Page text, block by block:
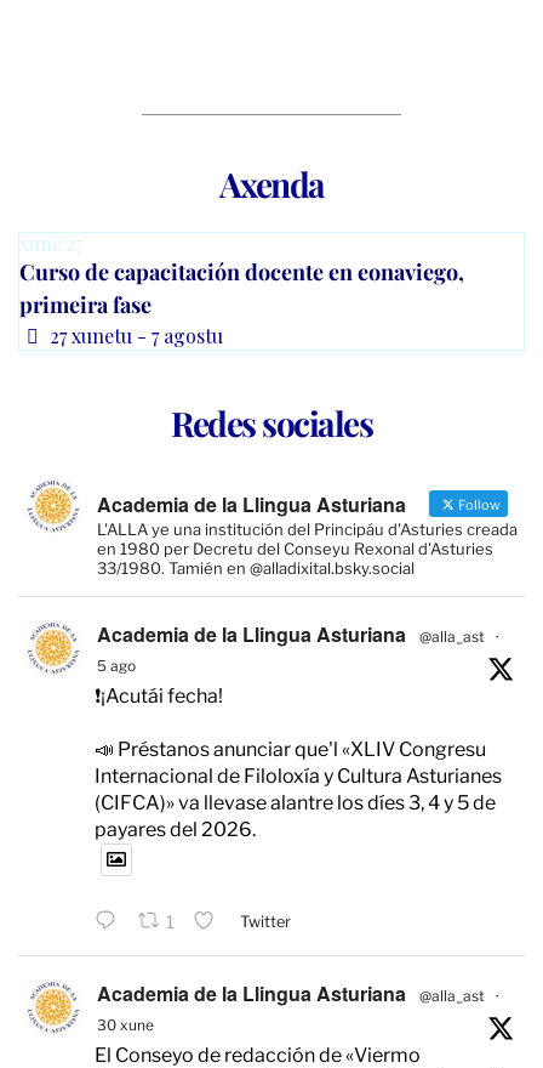
Axenda
xune 27
Curso de capacitación docente en eonaviego,
primeira fase
27 xunetu - 7 agostu
Redes sociales
Academia de la Llingua Asturiana Follow
L'ALLA ye una institución del Principáu d'Asturies creada
en 1980 per Decretu del Conseyu Rexonal d'Asturies
33/1980. Tamién en @alladixital.bsky.social
Academia de la Llingua Asturiana @alla_ast ·
5 ago
❗️¡Acutái fecha!
📣 Préstanos anunciar que'l «XLIV Congresu
Internacional de Filoloxía y Cultura Asturianes
(CIFCA)» va llevase alantre los díes 3, 4 y 5 de
payares del 2026.
1 Twitter
Academia de la Llingua Asturiana @alla_ast
·
30 xune
El Conseyo de redacción de «Viermo